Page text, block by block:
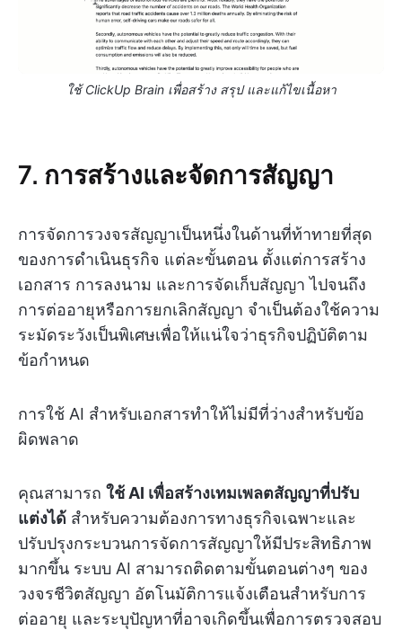
ใช้ ClickUp Brain เพื่อสร้าง สรุป และแก้ไขเนื้อหา
7. การสร้างและจัดการสัญญา
การจัดการวงจรสัญญาเป็นหนึ่งในด้านที่ท้าทายที่สุด
ของการดำเนินธุรกิจ แต่ละขั้นตอน ตั้งแต่การสร้าง
เอกสาร การลงนาม และการจัดเก็บสัญญา ไปจนถึง
การต่ออายุหรือการยกเลิกสัญญา จำเป็นต้องใช้ความ
ระมัดระวังเป็นพิเศษเพื่อให้แน่ใจว่าธุรกิจปฏิบัติตาม
ข้อกำหนด
การใช้ AI สำหรับเอกสารทำให้ไม่มีที่ว่างสำหรับข้อ
ผิดพลาด
คุณสามารถ ใช้ AI เพื่อสร้างเทมเพลตสัญญาที่ปรับ
แต่งได้ สำหรับความต้องการทางธุรกิจเฉพาะและ
ปรับปรุงกระบวนการจัดการสัญญาให้มีประสิทธิภาพ
มากขึ้น ระบบ AI สามารถติดตามขั้นตอนต่างๆ ของ
วงจรชีวิตสัญญา อัตโนมัติการแจ้งเตือนสำหรับการ
ต่ออายุ และระบุปัญหาที่อาจเกิดขึ้นเพื่อการตรวจสอบ